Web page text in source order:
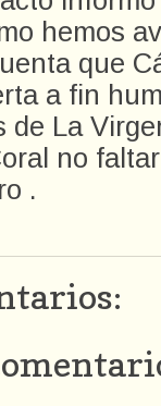
hemos
que
a fin
de La
no
.